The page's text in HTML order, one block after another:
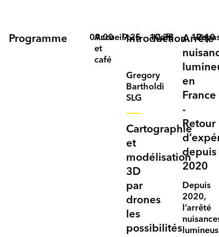
Programme 09:00
Accueil
et
café
9:25
Introduction
Gregory
Bartholdi
SLG
Cartographie
et
modélisation
3D
par
drones
les
possibilités
10:35
Café
Arrêté
en
France
-
Retour
depuis
2020
Depuis
2020,
l’arrêté
12:10